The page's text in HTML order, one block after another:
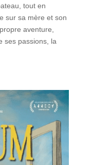
tout en
sur sa mère et son
aventure,
ses passions, la